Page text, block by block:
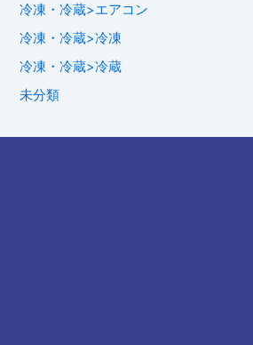
冷凍・冷蔵>エアコン
冷凍・冷蔵>冷凍
冷凍・冷蔵>冷蔵
未分類